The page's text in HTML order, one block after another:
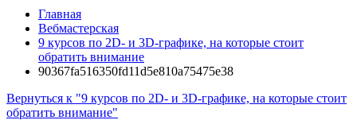
Главная
Вебмастерская
9 курсов по 2D- и 3D-графике, на которые стоит
обратить внимание
90367fa516350fd11d5e810a75475e38
Вернуться к "9 курсов по 2D- и 3D-графике, на которые стоит
обратить внимание"